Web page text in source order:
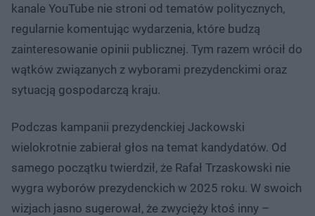
kanale YouTube nie stroni od tematów politycznych,
regularnie komentując wydarzenia, które budzą
zainteresowanie opinii publicznej. Tym razem wrócił do
wątków związanych z wyborami prezydenckimi oraz
sytuacją gospodarczą kraju.
Podczas kampanii prezydenckiej Jackowski
wielokrotnie zabierał głos na temat kandydatów. Od
samego początku twierdził, że Rafał Trzaskowski nie
wygra wyborów prezydenckich w 2025 roku. W swoich
wizjach jasno sugerował, że zwycięży ktoś inny –